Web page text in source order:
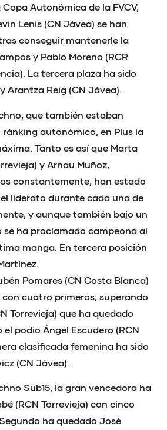
Autonómica de la FVCV,
Lenis (CN Jávea) se han
conseguir mantenerle la
y Pablo Moreno (RCR
La tercera plaza ha sido
Arantza Reig (CN Jávea).
que también estaban
autonómico, en Plus la
Tanto es así que Marta
y Arnau Muñoz,
constantemente, han estado
liderato durante cada una de
y aunque también bajo un
ha proclamado campeona al
manga. En tercera posición
Pomares (CN Costa Blanca)
cuatro primeros, superando
Torrevieja) que ha quedado
podio Ángel Escudero (RCN
clasificada femenina ha sido
(CN Jávea).
Sub15, la gran vencedora ha
(RCN Torrevieja) con cinco
ha quedado José